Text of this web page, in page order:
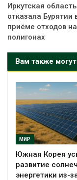
Иркутская область
отказала Бурятии
приёме отходов
полигонах
Вам также
МИР
Южная Корея
развитие
энергетики из-